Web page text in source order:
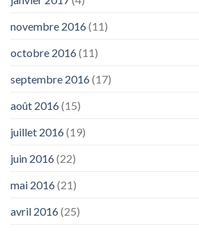
novembre 2016(11)
octobre 2016(11)
septembre 2016(17)
août 2016(15)
juillet 2016(19)
juin 2016(22)
mai 2016(21)
avril 2016(25)